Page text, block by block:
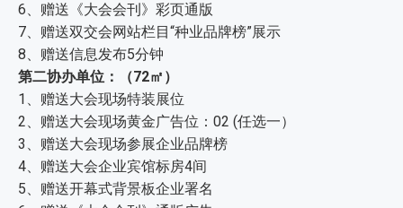
6、赠送《大会会刊》彩页通版
7、赠送双交会网站栏目“种业品牌榜”展示
8、赠送信息发布5分钟
第二协办单位：（72㎡）
1、赠送大会现场特装展位
2、赠送大会现场黄金广告位：02 (任选一）
3、赠送大会现场参展企业品牌榜
4、赠送大会企业宾馆标房4间
5、赠送开幕式背景板企业署名